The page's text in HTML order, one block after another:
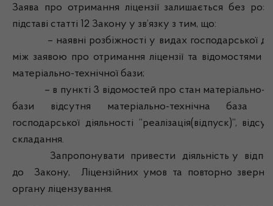
Заява про отримання ліцензії залишається без
підставі статті 12 Закону у зв’язку з тим, що:
– наявні розбіжності у видах господарської
між заявою про отримання ліцензії та відомостями
матеріально-технічної бази;
– в пункті 3 відомостей про стан матеріально-
бази відсутня матеріально-технічна база
господарської діяльності “реалізація(відпуск)”,
складання.
Запропонувати привести діяльність у
до Закону, Ліцензійних умов та повторно
органу ліцензування.